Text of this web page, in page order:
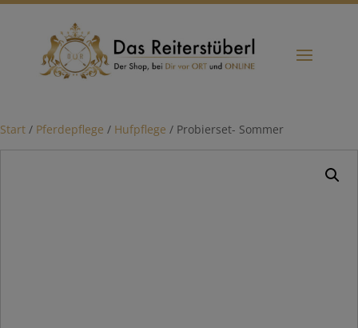
Start / Pferdepflege / Hufpflege / Probierset- Sommer